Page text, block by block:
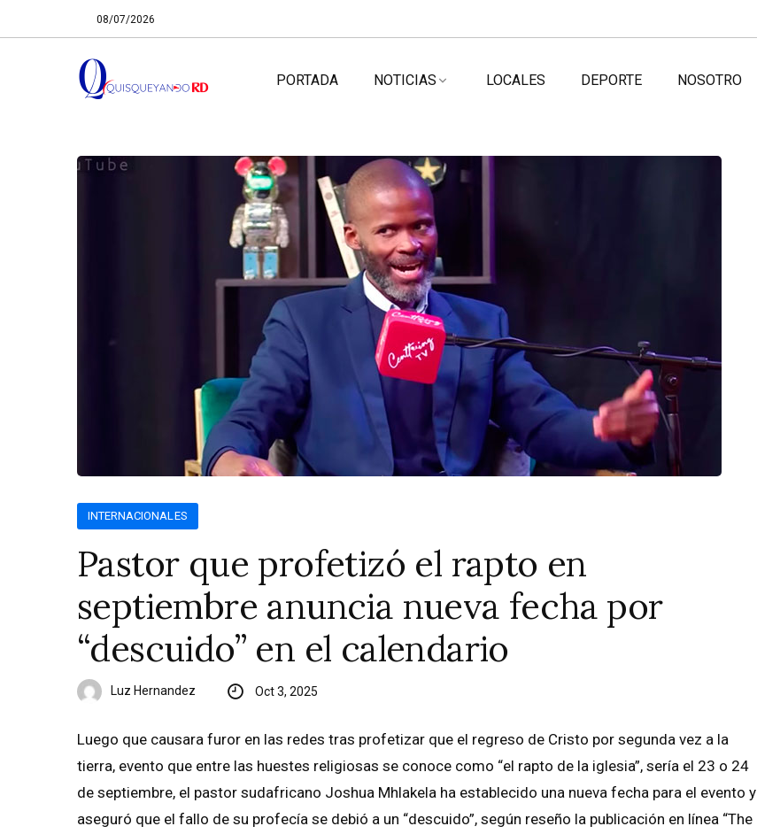
08/07/2026
PORTADA NOTICIAS LOCALES DEPORTE NOSOTRO
INTERNACIONALES
Pastor que profetizó el rapto en
septiembre anuncia nueva fecha por
“descuido” en el calendario
Luz Hernandez Oct 3, 2025
Luego que causara furor en las redes tras profetizar que el regreso de Cristo por segunda vez a la
tierra, evento que entre las huestes religiosas se conoce como “el rapto de la iglesia”, sería el 23 o 24
de septiembre, el pastor sudafricano Joshua Mhlakela ha establecido una nueva fecha para el evento y
aseguró que el fallo de su profecía se debió a un “descuido”, según reseño la publicación en línea “The